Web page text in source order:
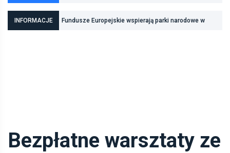
INFORMACJE
Fundusze Europejskie wspierają parki narodowe w
Bezpłatne warsztaty ze